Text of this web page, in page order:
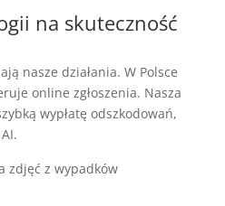
na skuteczność
nasze działania. W Polsce
online zgłoszenia. Nasza
wypłatę odszkodowań,
zdjęć z wypadków